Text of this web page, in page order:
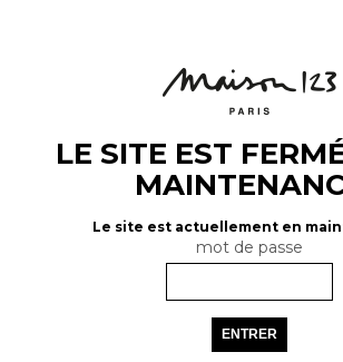
LE SITE EST
Le site est actuellement en
mot de passe
ENTRER